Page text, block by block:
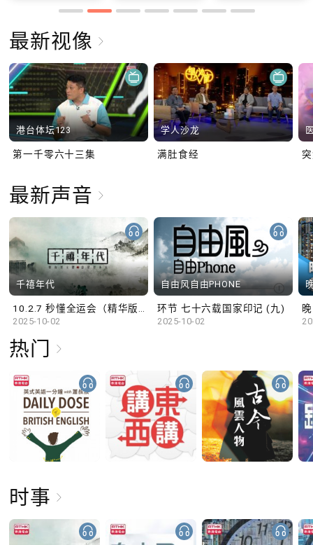
最新视像
港台体坛123
第一千零六十三集
学人沙龙
满肚食经
最新声音
千禧年代
2025-10-02
自由风自由PHONE
环节 七十六载国家印记 (九)
2025-10-02
热门
时事